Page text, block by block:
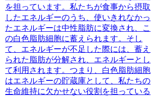
を担っています。私たちが食事から摂取
したエネルギーのうち、使いきれなかっ
たエネルギーは中性脂肪に変換され、こ
の白色脂肪細胞に蓄えられます。そし
て、エネルギーが不足した際には、蓄え
られた脂肪が分解され、エネルギーとし
て利用されます。つまり、白色脂肪細胞
はエネルギーの貯蔵庫として、私たちの
生命維持に欠かせない役割を担っている